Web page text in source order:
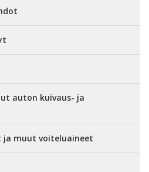
auton kuivaus- ja
muut voiteluaineet